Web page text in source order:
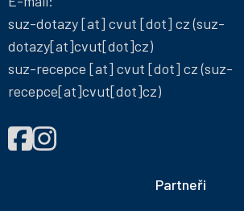
suz-dotazy[at] cvut [dot] cz(suz-
dotazy[at]cvut[dot]cz)
suz-recepce [at] cvut [dot] cz(suz-
recepce[at]cvut[dot]cz)
NAJDETE
NÁS
Správa
Správa
Partneři